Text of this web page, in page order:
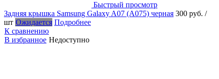
Быстрый просмотр
Задняя крышка Samsung Galaxy A07 (A075) черная 300 руб. /
шт Ожидается Подробнее
К сравнению
В избранное Недоступно